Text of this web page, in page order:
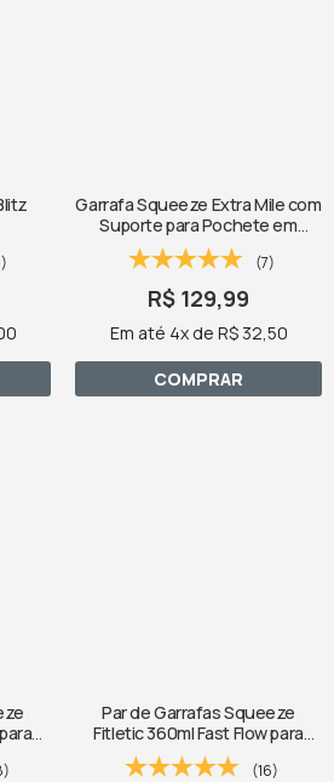
Garrafa Squeeze Extra Mile com
Suporte para Pochete em
Neoprene Fitletic
(7)
R$ 129,99
Em até 4x de R$ 32,50
COMPRAR
Par de Garrafas Squeeze
Fitletic 360ml Fast Flow para
Corrida
(16)